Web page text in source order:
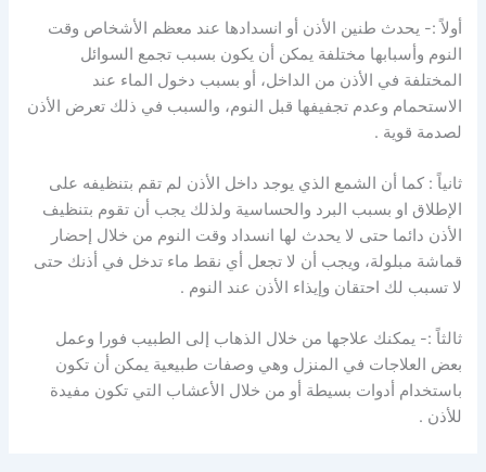
أولاً :- يحدث طنين الأذن أو انسدادها عند معظم الأشخاص وقت
النوم وأسبابها مختلفة يمكن أن يكون بسبب تجمع السوائل
المختلفة في الأذن من الداخل، أو بسبب دخول الماء عند
الاستحمام وعدم تجفيفها قبل النوم، والسبب في ذلك تعرض الأذن
لصدمة قوية .
ثانياً : كما أن الشمع الذي يوجد داخل الأذن لم تقم بتنظيفه على
الإطلاق او بسبب البرد والحساسية ولذلك يجب أن تقوم بتنظيف
الأذن دائما حتى لا يحدث لها انسداد وقت النوم من خلال إحضار
قماشة مبلولة، ويجب أن لا تجعل أي نقط ماء تدخل في أذنك حتى
لا تسبب لك احتقان وإيذاء الأذن عند النوم .
ثالثاً :- يمكنك علاجها من خلال الذهاب إلى الطبيب فورا وعمل
بعض العلاجات في المنزل وهي وصفات طبيعية يمكن أن تكون
باستخدام أدوات بسيطة أو من خلال الأعشاب التي تكون مفيدة
للأذن .